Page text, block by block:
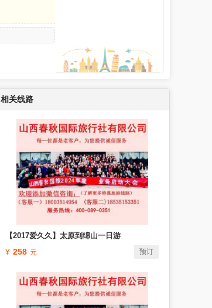
相关线路
【2017爱久久】太原到绵山一日游
258 预订